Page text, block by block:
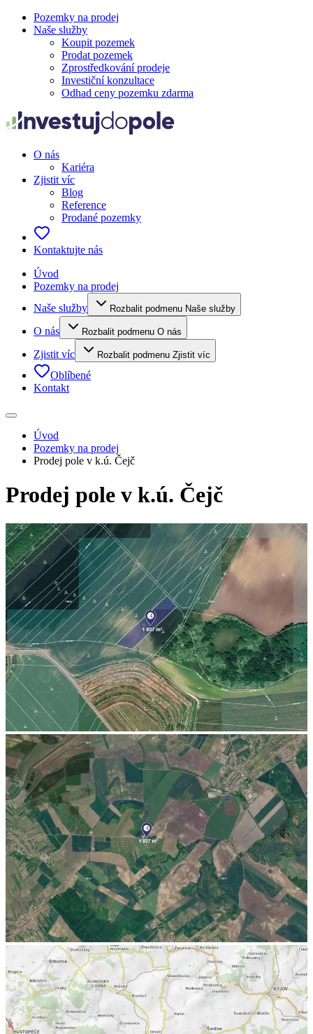
Pozemky na prodej
Naše služby
Koupit pozemek
Prodat pozemek
Zprostředkování prodeje
Investiční konzultace
Odhad ceny pozemku zdarma
O nás
Kariéra
Zjistit víc
Blog
Reference
Prodané pozemky
Kontaktujte nás
Úvod
Pozemky na prodej
Naše služby
Rozbalit podmenu Naše služby
O nás Rozbalit podmenu O nás
Zjistit víc Rozbalit podmenu Zjistit víc
Oblíbené
Kontakt
Úvod
Pozemky na prodej
Prodej pole v k.ú. Čejč
Prodej pole v k.ú. Čejč